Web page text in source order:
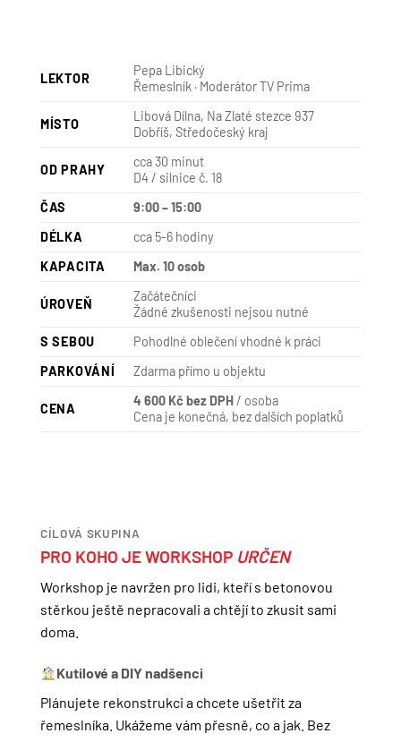
LEKTOR
Pepa Libický
Řemeslník · Moderátor TV Prima
MÍSTO
Libová Dílna, Na Zlaté stezce 937
Dobříš, Středočeský kraj
OD PRAHY
cca 30 minut
D4 / silnice č. 18
ČAS
9:00 – 15:00
DÉLKA
cca 5-6 hodiny
KAPACITA
Max. 10 osob
ÚROVEŇ
Začátečníci
Žádné zkušenosti nejsou nutné
S SEBOU
Pohodlné oblečení vhodné k práci
PARKOVÁNÍ
Zdarma přímo u objektu
CENA
4 600 Kč bez DPH / osoba
Cena je konečná, bez dalších poplatků
CÍLOVÁ SKUPINA
PRO KOHO JE WORKSHOP URČEN
Workshop je navržen pro lidi, kteří s betonovou
stěrkou ještě nepracovali a chtějí to zkusit sami
doma.
Kutilové a DIY nadšenci
Plánujete rekonstrukci a chcete ušetřit za
řemeslníka. Ukážeme vám přesně, co a jak. Bez